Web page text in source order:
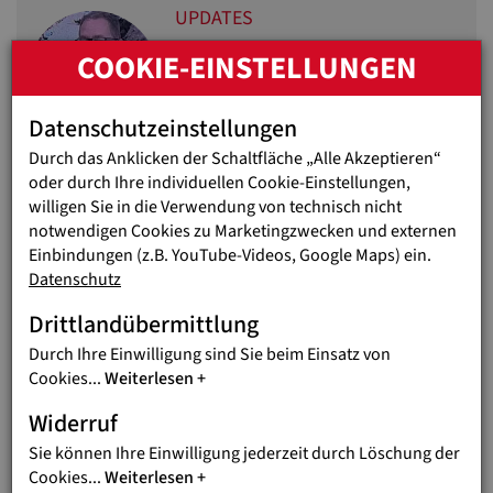
UPDATES
JUGEND EINE WELT-
MEDIENBEITRÄGE UND -
UPDATES
Übersicht der Medienarbeit zum
Venezuela-Erdbeben
Das wird jetzt dringend gebraucht
Die Not ist groß! Die kommenden Stunden und Tage sind
entscheidend. Zu den dringendsten Maßnahmen zählen:
Lebensmittelfür Familien, die von einem Moment auf den
anderen alles verloren haben
Sauberes Trinkwasser, um Krankheiten vorzubeugen
Medikamente und medizinische Versorgung
Notunterkünfte
unbewohnbar sind
Schutz und Betreuung für Kinder und Familien, die unter
COOKIE-EINSTELLUNGEN
Datenschutzeinstellungen
Durch das Anklicken der Schaltfläche „Alle Akzeptieren“
oder durch Ihre individuellen Cookie-Einstellungen,
willigen Sie in die Verwendung von technisch nicht
notwendigen Cookies zu Marketingzwecken und externen
Einbindungen (z.B. YouTube-Videos, Google Maps) ein.
Datenschutz
Drittlandübermittlung
Durch Ihre Einwilligung sind Sie beim Einsatz von
Cookies...Weiterlesen
Widerruf
Sie können Ihre Einwilligung jederzeit durch Löschung der
Cookies...Weiterlesen